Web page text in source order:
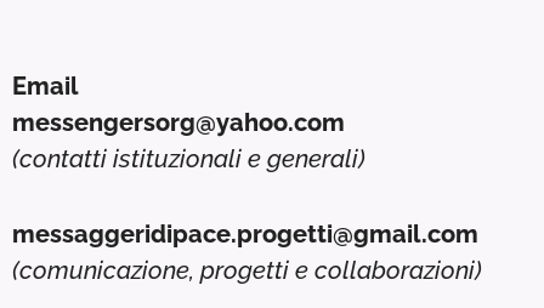
Email
messengersorg@yahoo.com
(contatti istituzionali e generali)
messaggeridipace.progetti@gmail.com
(comunicazione, progetti e collaborazioni)